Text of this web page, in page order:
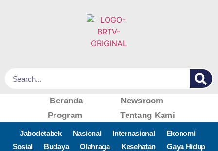
Beranda
Newsroom
Program
Tentang Kami
Jabodetabek Nasional Internasional
Ekonomi
Sosial
Budaya Olahraga Kesehatan
Gaya Hidup